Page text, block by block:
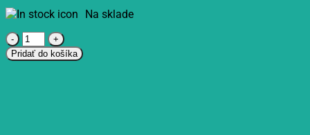
Na sklade
množstvo
TENOROS
pastilky
Pridať do košíka